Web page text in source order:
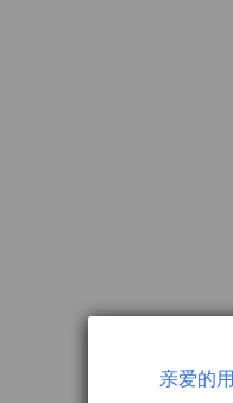
亲爱的